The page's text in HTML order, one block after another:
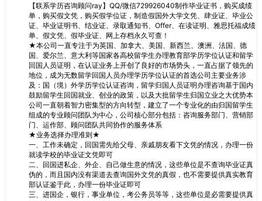
【联系学历咨询顾问ray】QQ/微信729926040制作毕业证书，购买成绩
单，购买假文凭，购买假学位证，制造假国外大学文凭、肆业证、毕业公
证、毕业证明书、结业证、录取通知书、Offer、在读证明、雅思托福成绩
单、假文凭、假毕业证、网上存档永久可查！
★本公司一直专注于为英国、加拿大、美国、新西兰、澳洲、法国、德
国、爱尔兰、意大利等国家各高校留学生办理教育部学历学位认证和留学
回国人员证明，在认证业务上开创了良好的市场势头，一直占据了领先的
地位，成为无数留学回国人员办理学历学位认证的首选公司主要业务涉
及：国（境）外学历学位认证咨询，留学归国人员证明办理咨询基于国内
鼓励留学生回国就业、创业的政策，以及大批留学生归国立业之大优势本
公司一直朝着智力密集型的方向转型，建立了一个专业化的由归国留学生
组成的专业顾问团队为中心，公司核心部分包括：咨询服务部门、营销部
门、运作部、顾问团队共同协作的服务体系
★业务选择办理准则★
一、工作未确定，回国需先给父母、亲戚朋友看下文凭的情况，办理一份
就读学校的毕业证文凭即可
二、回国进私企、外企、自己做生意的情况，这些单位是不查询毕业证真
伪的，而且国内没有渠道去查询国外文凭的真假，也不需要提供真实教育
部认证鉴于此，办理一份毕业证即可
三、进国企，银行，事业单位，考公务员等等，这些单位是必需要提供真